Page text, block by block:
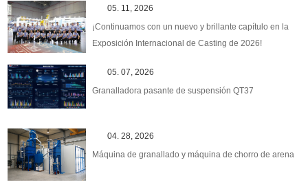
05. 11, 2026
¡Continuamos con un nuevo y brillante capítulo en la
Exposición Internacional de Casting de 2026!
05. 07, 2026
Granalladora pasante de suspensión QT37
04. 28, 2026
Máquina de granallado y máquina de chorro de arena